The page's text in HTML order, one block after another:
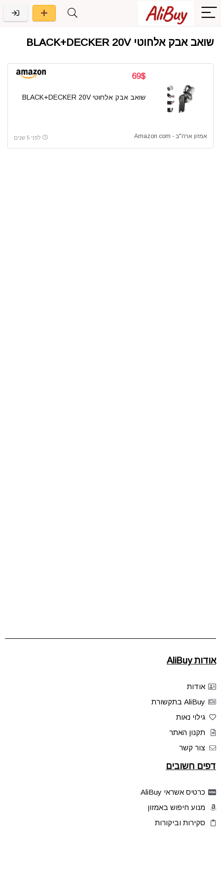
שואב אבק אלחוטי BLACK+DECKER 20V
69$
שואב אבק אלחוטי BLACK+DECKER 20V
אמזון ארה"ב - Amazon com לפני 5 שנים
אודות AliBuy
אודות
AliBuy בתקשורת
גילוי נאות
תקנון האתר
צור קשר
דפים חשובים
כרטיס אשראי AliBuy
מנוע חיפוש באמזון
סקירות וביקורות